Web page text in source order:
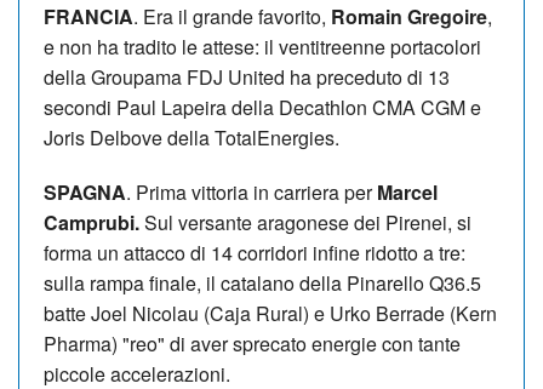
FRANCIA. Era il grande favorito, Romain Gregoire,
e non ha tradito le attese: il ventitreenne portacolori
della Groupama FDJ United ha preceduto di 13
secondi Paul Lapeira della Decathlon CMA CGM e
Joris Delbove della TotalEnergies.
SPAGNA. Prima vittoria in carriera perMarcel
Camprubi.Sul versante aragonese dei Pirenei, si
forma un attacco di 14 corridori infine ridotto a tre:
sulla rampa finale, il catalano della Pinarello Q36.5
batte Joel Nicolau (Caja Rural) e Urko Berrade (Kern
Pharma) "reo" di aver sprecato energie con tante
piccole accelerazioni.